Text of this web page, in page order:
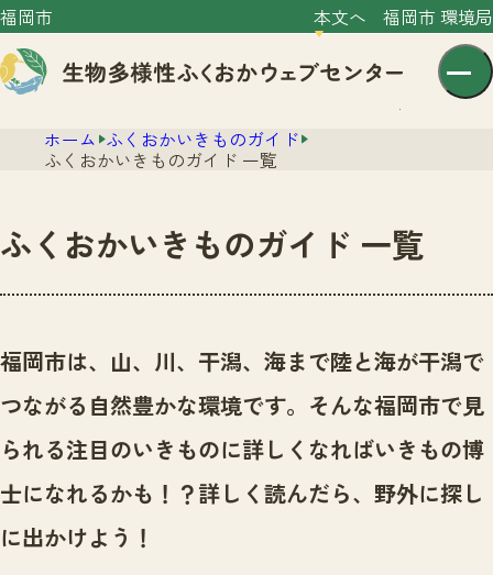
福岡市 本文へ 福岡市 環境局
センター紹介
センター紹介TOP
サイトポリシー
プライバシーポリシー
ニュースTOP
市の取組み
いきものガイド
いきものガイドTOP
注目のいきもの
生物多様性のめぐみ
イベント
いきもの調査隊
調査レポート
ホーム ふくおかいきものガイド
ふくおかいきものガイド 一覧
ふくおかいきものガイド 一覧
福岡市は、山、川、干潟、海まで陸と海が干潟で
つながる自然豊かな環境です。 そんな福岡市で見
られる注目のいきものに詳しくなればいきもの博
士になれるかも！？詳しく読んだら、野外に探し
に出かけよう！